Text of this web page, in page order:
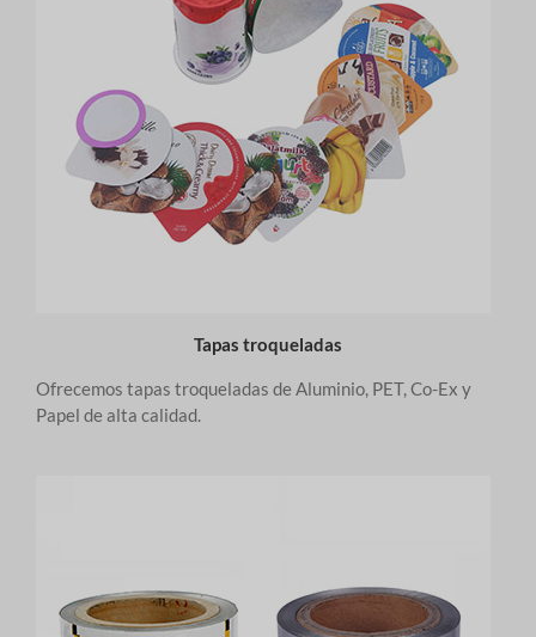
Tapas troqueladas
Ofrecemos tapas troqueladas de Aluminio, PET, Co-Ex y
Papel de alta calidad.